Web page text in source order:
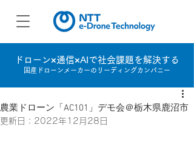
ドローン×通信×AIで社会課題を解決する
国産ドローンメーカーのリーディングカンパニー
農業ドローン「AC101」デモ会＠栃木県鹿沼市
更新日： 2022年12月28日